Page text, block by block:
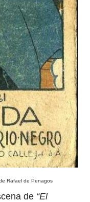
Rafael de Penagos
de “El